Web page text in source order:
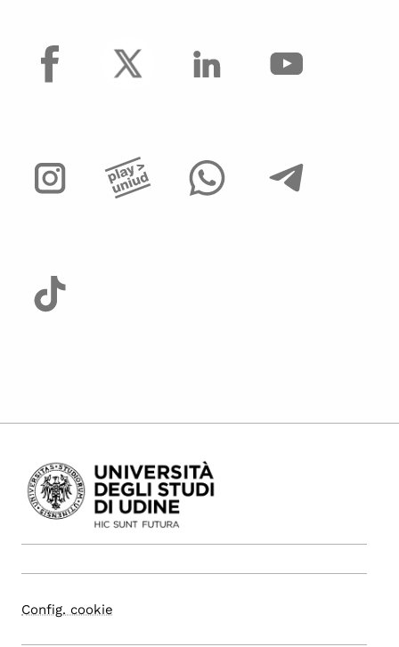
facebook
Config. cookie